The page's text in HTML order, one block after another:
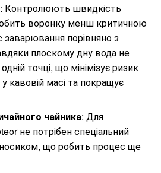
: Контролюють швидкість
воронку менш критичною
заварювання порівняно з
плоскому дну вода не
точці, що мінімізує ризик
кавовій масі та покращує
чайника: Для
не потрібен спеціальний
що робить процес ще